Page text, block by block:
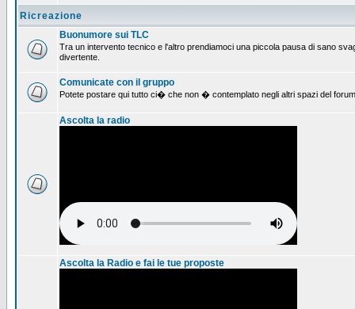
Ricreazione
Buonumore sui TLC
Tra un intervento tecnico e l'altro prendiamoci una piccola pausa di sano
divertente.
Comunicate con il gruppo
Potete postare qui tutto ci� che non � contemplato negli altri spazi del
Ascolta la radio
Ascolta la Radio e fai le tue proposte